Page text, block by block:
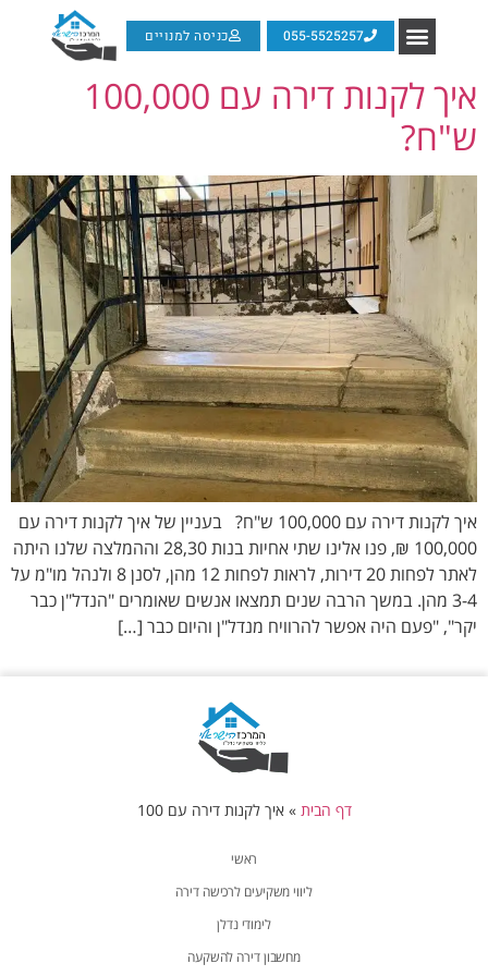
055-5525257 כניסה למנויים
איך לקנות דירה עם 100,000
ש"ח?
איך לקנות דירה עם 100,000 ש"ח? בעניין של איך לקנות דירה עם
100,000 ₪, פנו אלינו שתי אחיות בנות 28,30 וההמלצה שלנו היתה
לאתר לפחות 20 דירות, לראות לפחות 12 מהן, לסנן 8 ולנהל מו"מ על
3-4 מהן. במשך הרבה שנים תמצאו אנשים שאומרים "הנדל"ן כבר
יקר", "פעם היה אפשר להרוויח מנדל"ן והיום כבר […]
ראשי
ליווי משקיעים לרכישה דירה
לימודי נדלן
מחשבון דירה להשקעה
דף הבית »איך לקנות דירה עם 100